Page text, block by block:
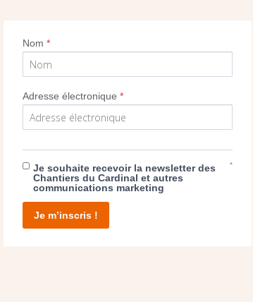
Imprimer
Nom*
Adresse électronique*
Je souhaite recevoir la newsletter des
Chantiers du Cardinal et autres
communications marketing
*
Je m’inscris !